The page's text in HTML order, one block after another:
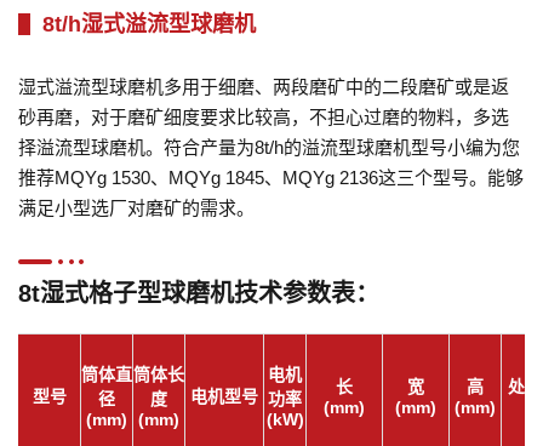
8t/h湿式溢流型球磨机
湿式溢流型球磨机多用于细磨、两段磨矿中的二段磨矿或是返
砂再磨，对于磨矿细度要求比较高，不担心过磨的物料，多选
择溢流型球磨机。符合产量为8t/h的溢流型球磨机型号小编为您
推荐MQYg 1530、MQYg 1845、MQYg 2136这三个型号。能够
满足小型选厂对磨矿的需求。
8t湿式格子型球磨机技术参数表：
型号
筒体直
径
(mm)
筒体长
度
(mm)
电机型号
电机
功率
(kW)
长
(mm)
宽
(mm)
高
(mm)
处